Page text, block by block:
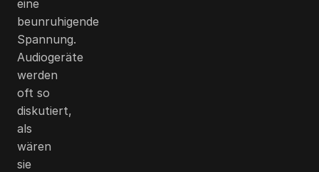
eine
beunruhigende
Spannung.
Audiogeräte
werden
oft so
diskutiert,
als
wären
sie